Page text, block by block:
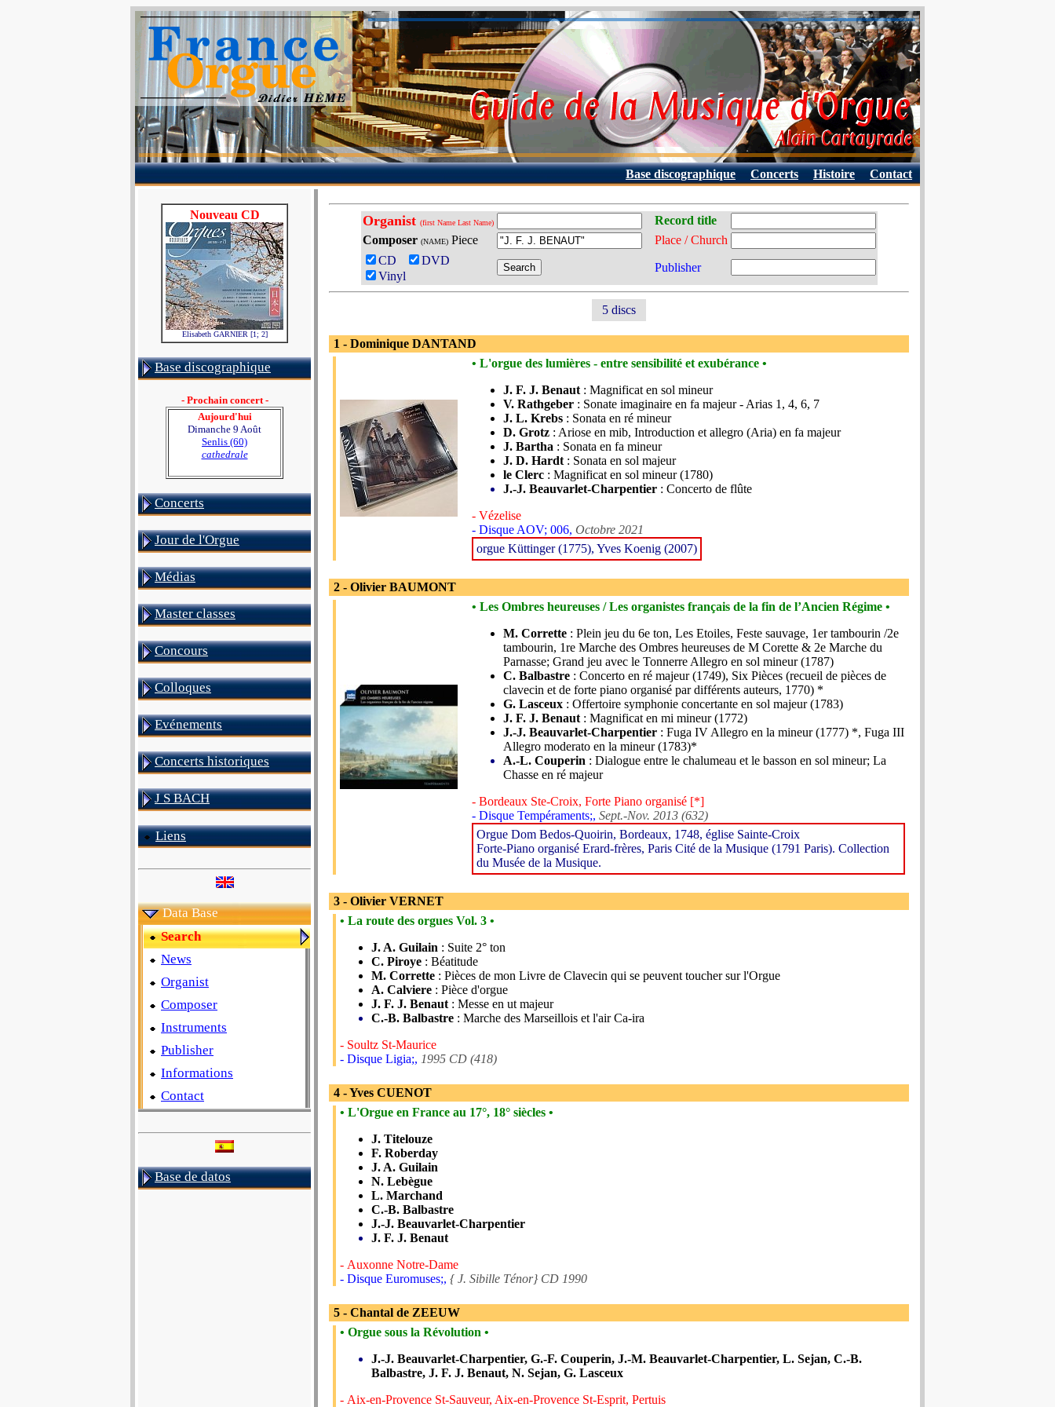
Base discographique Concerts Histoire Contact
Nouveau CD
Elisabeth GARNIER [1; 2]
Base discographique
- Prochain concert -
Aujourd'hui
Dimanche 9 Août
Senlis (60)
cathedrale
Concerts
Jour de l'Orgue
Médias
Master classes
Concours
Colloques
Evénements
Concerts historiques
J S BACH
Liens
Data Base
Search
News
Organist
Composer
Instruments
Publisher
Informations
Contact
Base de datos
Organist (first Name Last Name)
Record title
Composer (NAME)Piece
Place / Church
CD
DVD
Vinyl
Publisher
5 discs
1 - Dominique DANTAND
• L'orgue des lumières - entre sensibilité et exubérance •
J. F. J. Benaut : Magnificat en sol mineur
V. Rathgeber : Sonate imaginaire en fa majeur - Arias 1, 4, 6, 7
J. L. Krebs : Sonata en ré mineur
D. Grotz : Ariose en mib, Introduction et allegro (Aria) en fa majeur
J. Bartha : Sonata en fa mineur
J. D. Hardt : Sonata en sol majeur
le Clerc : Magnificat en sol mineur (1780)
J.-J. Beauvarlet-Charpentier : Concerto de flûte
- Vézelise
- Disque AOV; 006, Octobre 2021
orgue Küttinger (1775), Yves Koenig (2007)
2 - Olivier BAUMONT
• Les Ombres heureuses / Les organistes français de la fin de l’Ancien Régime •
M. Corrette : Plein jeu du 6e ton, Les Etoiles, Feste sauvage, 1er tambourin /2e
tambourin, 1re Marche des Ombres heureuses de M Corette & 2e Marche du
Parnasse; Grand jeu avec le Tonnerre Allegro en sol mineur (1787)
C. Balbastre : Concerto en ré majeur (1749), Six Pièces (recueil de pièces de
clavecin et de forte piano organisé par différents auteurs, 1770) *
G. Lasceux : Offertoire symphonie concertante en sol majeur (1783)
J. F. J. Benaut : Magnificat en mi mineur (1772)
J.-J. Beauvarlet-Charpentier : Fuga IV Allegro en la mineur (1777) *, Fuga III
Allegro moderato en la mineur (1783)*
A.-L. Couperin : Dialogue entre le chalumeau et le basson en sol mineur; La
Chasse en ré majeur
- Bordeaux Ste-Croix, Forte Piano organisé [*]
- Disque Tempéraments;, Sept.-Nov. 2013 (632)
Orgue Dom Bedos-Quoirin, Bordeaux, 1748, église Sainte-Croix
Forte-Piano organisé Erard-frères, Paris Cité de la Musique (1791 Paris). Collection
du Musée de la Musique.
3 - Olivier VERNET
• La route des orgues Vol. 3 •
J. A. Guilain : Suite 2° ton
C. Piroye : Béatitude
M. Corrette : Pièces de mon Livre de Clavecin qui se peuvent toucher sur l'Orgue
A. Calviere : Pièce d'orgue
J. F. J. Benaut : Messe en ut majeur
C.-B. Balbastre : Marche des Marseillois et l'air Ca-ira
- Soultz St-Maurice
- Disque Ligia;, 1995 CD (418)
4 - Yves CUENOT
• L'Orgue en France au 17°, 18° siècles •
J. Titelouze
F. Roberday
J. A. Guilain
N. Lebègue
L. Marchand
C.-B. Balbastre
J.-J. Beauvarlet-Charpentier
J. F. J. Benaut
- Auxonne Notre-Dame
- Disque Euromuses;, { J. Sibille Ténor} CD 1990
5 - Chantal de ZEEUW
• Orgue sous la Révolution •
J.-J. Beauvarlet-Charpentier, G.-F. Couperin, J.-M. Beauvarlet-Charpentier, L. Sejan, C.-B.
Balbastre, J. F. J. Benaut, N. Sejan, G. Lasceux
- Aix-en-Provence St-Sauveur, Aix-en-Provence St-Esprit, Pertuis